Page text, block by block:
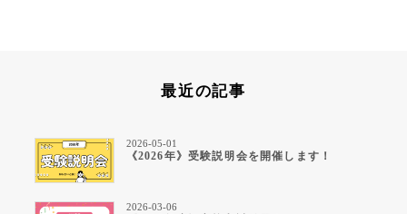
最近の記事
《2026年》受験説明会を開催します！
2026-05-01
2026-03-06